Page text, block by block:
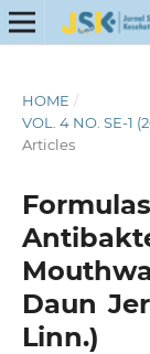
HOME /
VOL. 4 NO. SE-1
Articles
Daun
Linn.)